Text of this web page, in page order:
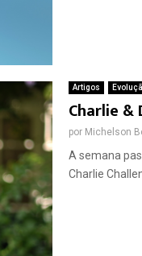
Artigos
Charlie &
por Michelson
A semana
Charlie